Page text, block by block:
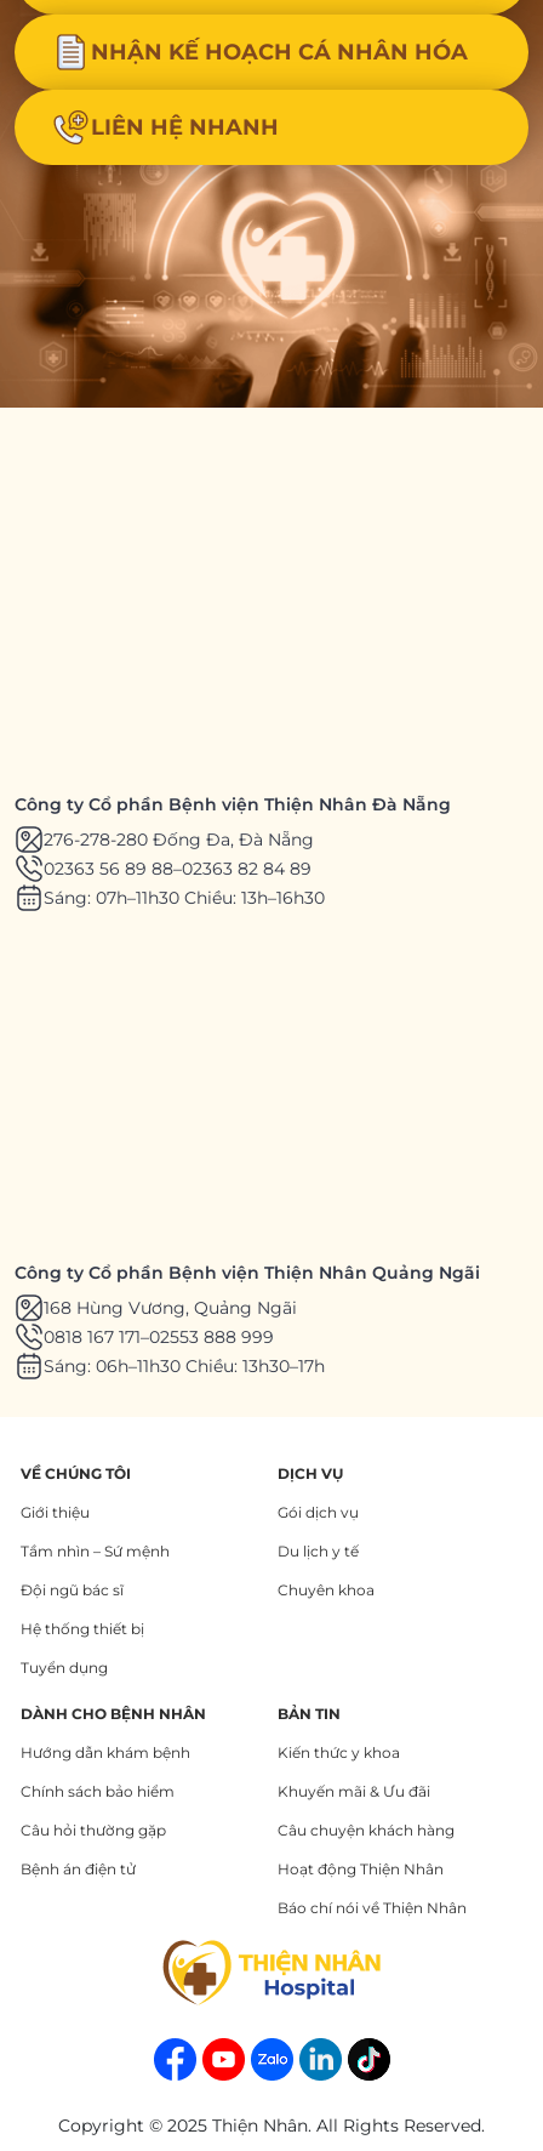
NHẬN KẾ HOẠCH CÁ NHÂN HÓA
LIÊN HỆ NHANH
Công ty Cổ phần Bệnh viện Thiện Nhân Đà Nẵng
276-278-280 Đống Đa, Đà Nẵng
02363 56 89 88–02363 82 84 89
Sáng: 07h–11h30 Chiều: 13h–16h30
Công ty Cổ phần Bệnh viện Thiện Nhân Quảng Ngãi
168 Hùng Vương, Quảng Ngãi
0818 167 171–02553 888 999
Sáng: 06h–11h30 Chiều: 13h30–17h
VỀ CHÚNG TÔI
Giới thiệu
Tầm nhìn – Sứ mệnh
Đội ngũ bác sĩ
Hệ thống thiết bị
Tuyển dụng
DỊCH VỤ
Gói dịch vụ
Du lịch y tế
Chuyên khoa
DÀNH CHO BỆNH NHÂN
Hướng dẫn khám bệnh
Chính sách bảo hiểm
Câu hỏi thường gặp
Bệnh án điện tử
BẢN TIN
Kiến thức y khoa
Khuyến mãi & Ưu đãi
Câu chuyện khách hàng
Hoạt động Thiện Nhân
Báo chí nói về Thiện Nhân
Copyright © 2025 Thiện Nhân. All Rights Reserved.